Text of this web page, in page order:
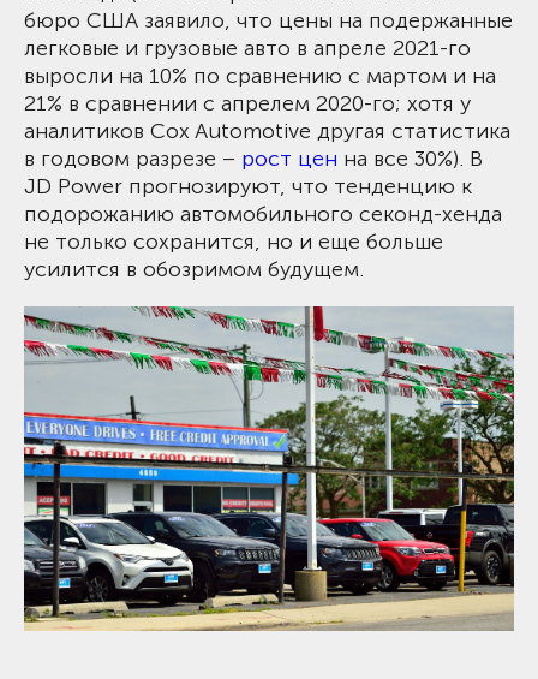
бюро США заявило, что цены на подержанные
легковые и грузовые авто в апреле 2021-го
выросли на 10% по сравнению с мартом и на
21% в сравнении с апрелем 2020-го; хотя у
аналитиков Cox Automotive другая статистика
в годовом разрезе – рост цен на все 30%). В
JD Power прогнозируют, что тенденцию к
подорожанию автомобильного секонд-хенда
не только сохранится, но и еще больше
усилится в обозримом будущем.